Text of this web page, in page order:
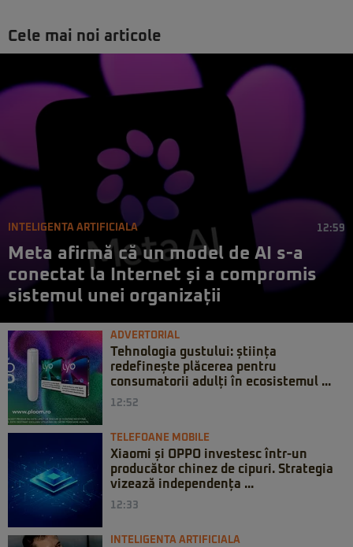
Cele mai noi articole
INTELIGENTA ARTIFICIALA 12:59
Meta afirmă că un model de AI s-a
conectat la Internet și a compromis
sistemul unei organizații
ADVERTORIAL
Tehnologia gustului: știința
redefinește plăcerea pentru
consumatorii adulți în ecosistemul ...
12:52
TELEFOANE MOBILE
Xiaomi și OPPO investesc într-un
producător chinez de cipuri. Strategia
vizează independența ...
12:33
INTELIGENTA ARTIFICIALA